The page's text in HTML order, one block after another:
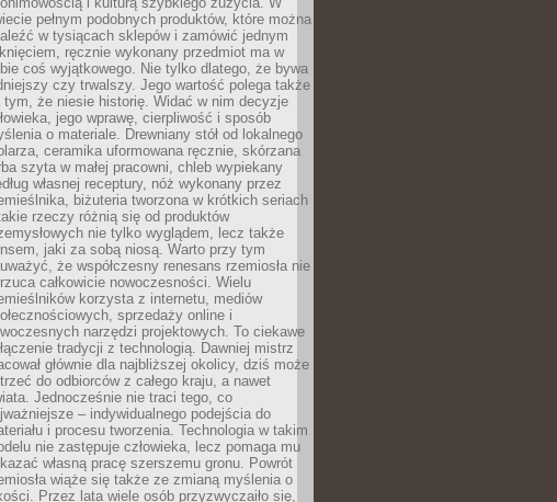
pełnym podobnych produktów, które można
w tysiącach sklepów i zamówić jednym
ręcznie wykonany przedmiot ma w
coś wyjątkowego. Nie tylko dlatego, że bywa
czy trwalszy. Jego wartość polega także
tym, że niesie historię. Widać w nim decyzje
jego wprawę, cierpliwość i sposób
o materiale. Drewniany stół od lokalnego
ceramika uformowana ręcznie, skórzana
szyta w małej pracowni, chleb wypiekany
własnej receptury, nóż wykonany przez
biżuteria tworzona w krótkich seriach
rzeczy różnią się od produktów
nie tylko wyglądem, lecz także
jaki za sobą niosą. Warto przy tym
że współczesny renesans rzemiosła nie
całkowicie nowoczesności. Wielu
korzysta z internetu, mediów
sprzedaży online i
narzędzi projektowych. To ciekawe
tradycji z technologią. Dawniej mistrz
głównie dla najbliższej okolicy, dziś może
do odbiorców z całego kraju, a nawet
Jednocześnie nie traci tego, co
– indywidualnego podejścia do
i procesu tworzenia. Technologia w takim
nie zastępuje człowieka, lecz pomaga mu
własną pracę szerszemu gronu. Powrót
wiąże się także ze zmianą myślenia o
Przez lata wiele osób przyzwyczaiło się,